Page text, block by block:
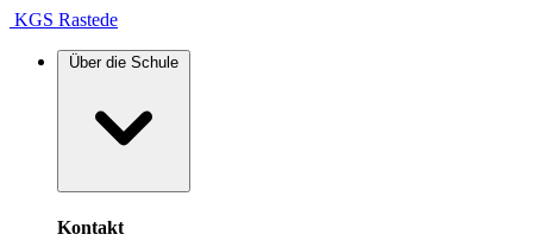
KGS Rastede
Über die Schule
Kontakt